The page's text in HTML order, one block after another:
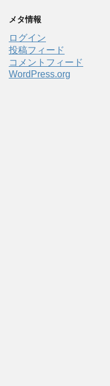
メタ情報
ログイン
投稿フィード
コメントフィード
WordPress.org